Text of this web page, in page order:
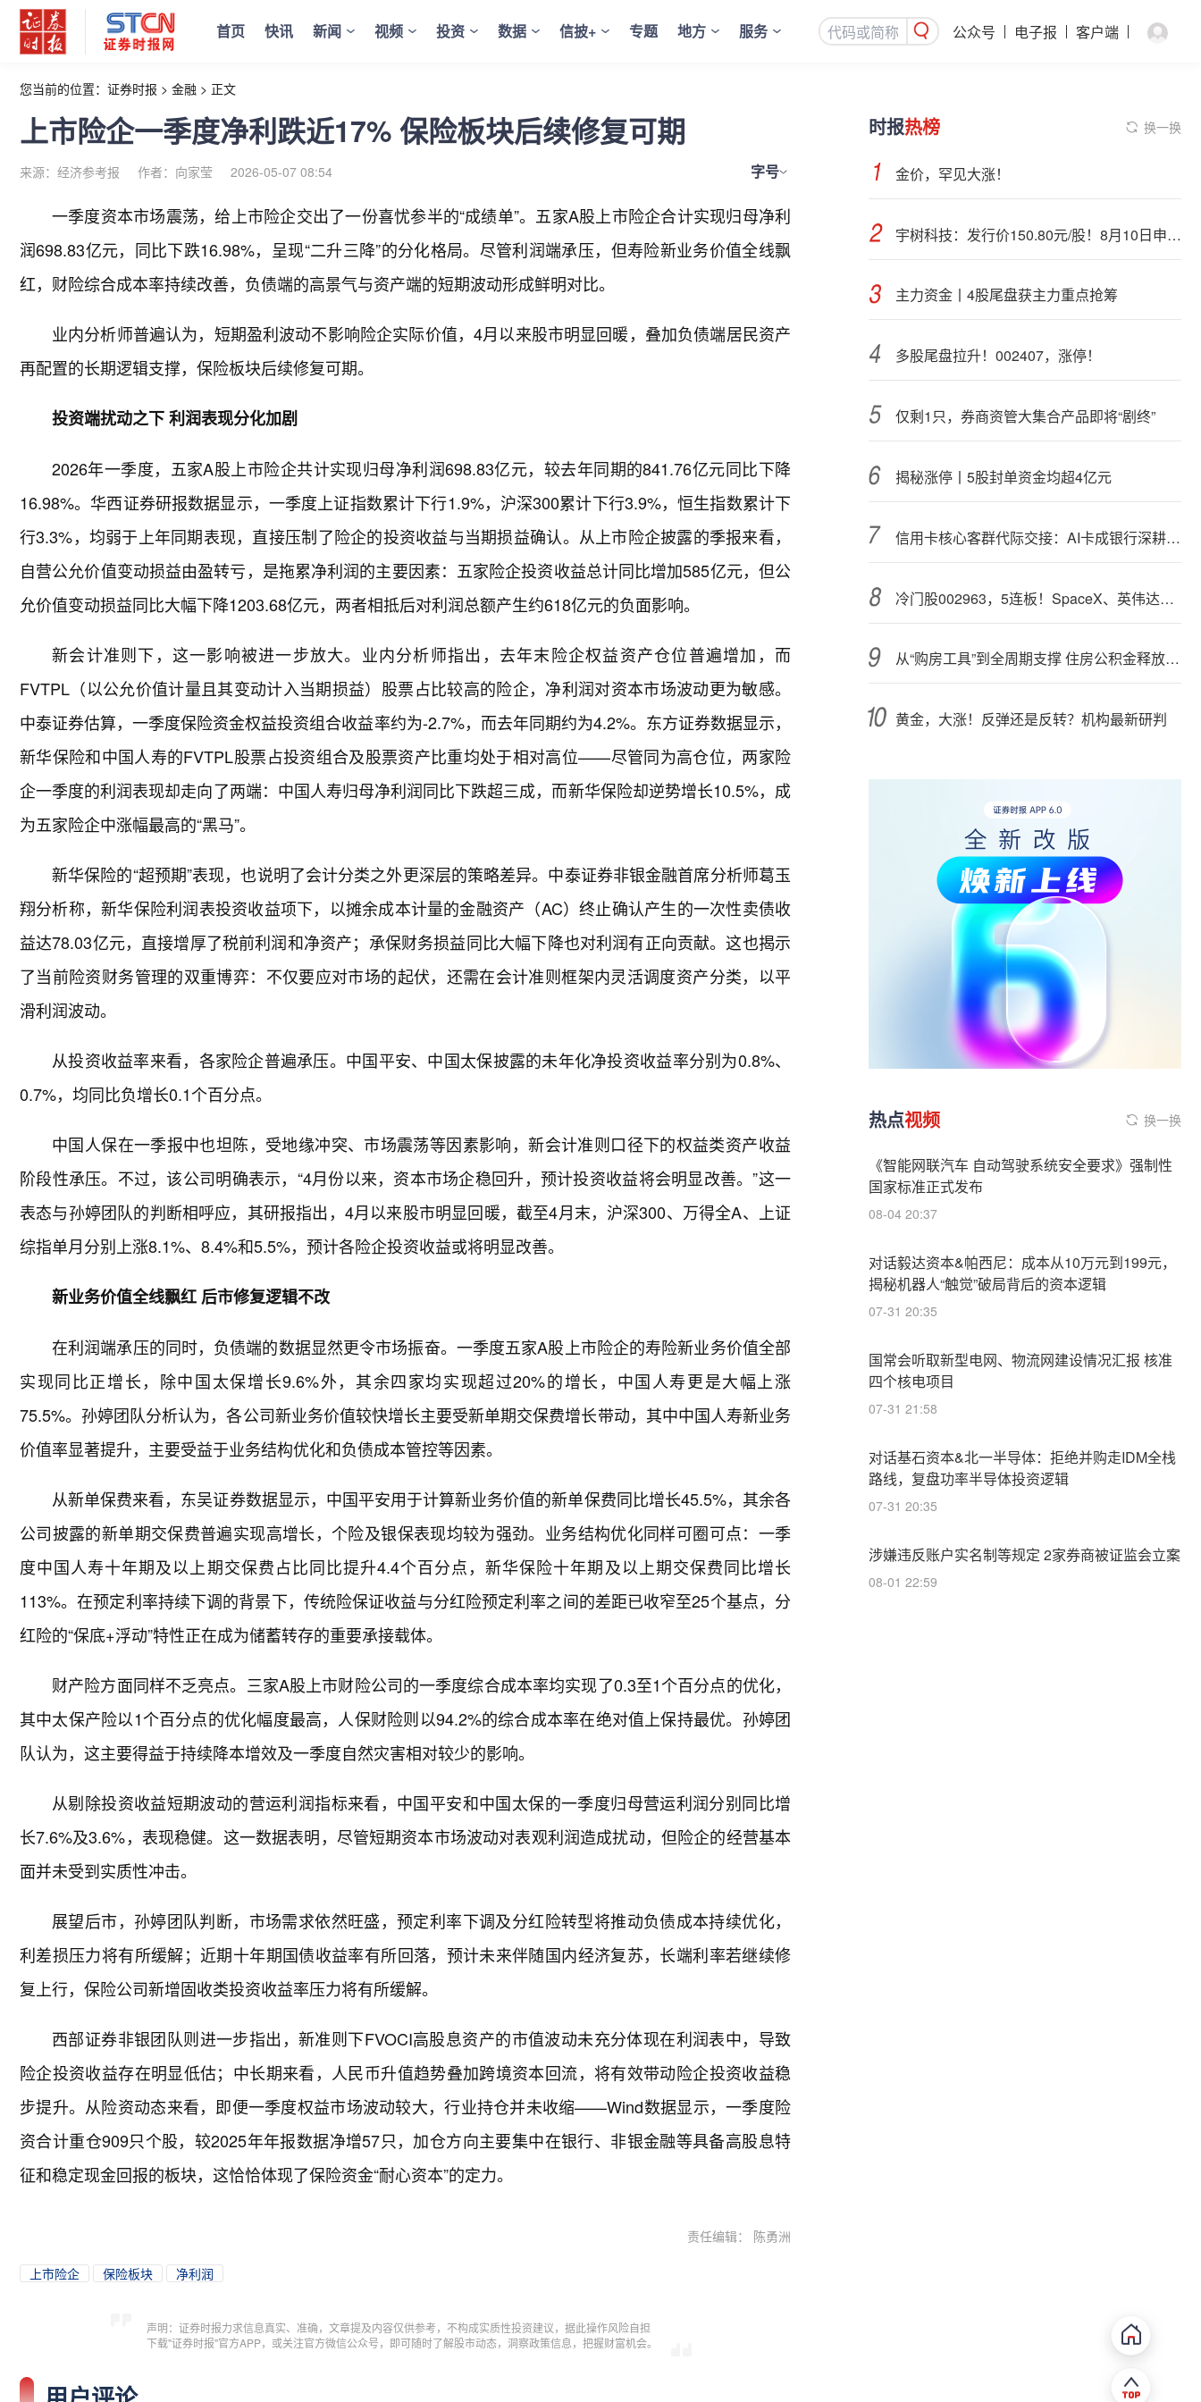
首页 快讯 新闻 视频 投资 数据 信披+ 专题 地方 服务 公众号 电子报 客户端
您当前的位置： 证券时报 > 金融 > 正文
上市险企一季度净利跌近17% 保险板块后续修复可期
来源：经济参考报 作者：向家莹 2026-05-07 08:54 字号
一季度资本市场震荡，给上市险企交出了一份喜忧参半的“成绩单”。五家A股上市险企合计实现归母净利
润698.83亿元，同比下跌16.98%，呈现“二升三降”的分化格局。尽管利润端承压，但寿险新业务价值全线飘
红，财险综合成本率持续改善，负债端的高景气与资产端的短期波动形成鲜明对比。
业内分析师普遍认为，短期盈利波动不影响险企实际价值，4月以来股市明显回暖，叠加负债端居民资产
再配置的长期逻辑支撑，保险板块后续修复可期。
投资端扰动之下 利润表现分化加剧
2026年一季度，五家A股上市险企共计实现归母净利润698.83亿元，较去年同期的841.76亿元同比下降
16.98%。华西证券研报数据显示，一季度上证指数累计下行1.9%，沪深300累计下行3.9%，恒生指数累计下
行3.3%，均弱于上年同期表现，直接压制了险企的投资收益与当期损益确认。从上市险企披露的季报来看，
自营公允价值变动损益由盈转亏，是拖累净利润的主要因素：五家险企投资收益总计同比增加585亿元，但公
允价值变动损益同比大幅下降1203.68亿元，两者相抵后对利润总额产生约618亿元的负面影响。
新会计准则下，这一影响被进一步放大。业内分析师指出，去年末险企权益资产仓位普遍增加，而
FVTPL（以公允价值计量且其变动计入当期损益）股票占比较高的险企，净利润对资本市场波动更为敏感。
中泰证券估算，一季度保险资金权益投资组合收益率约为-2.7%，而去年同期约为4.2%。东方证券数据显示，
新华保险和中国人寿的FVTPL股票占投资组合及股票资产比重均处于相对高位——尽管同为高仓位，两家险
企一季度的利润表现却走向了两端：中国人寿归母净利润同比下跌超三成，而新华保险却逆势增长10.5%，成
为五家险企中涨幅最高的“黑马”。
新华保险的“超预期”表现，也说明了会计分类之外更深层的策略差异。中泰证券非银金融首席分析师葛玉
翔分析称，新华保险利润表投资收益项下，以摊余成本计量的金融资产（AC）终止确认产生的一次性卖债收
益达78.03亿元，直接增厚了税前利润和净资产；承保财务损益同比大幅下降也对利润有正向贡献。这也揭示
了当前险资财务管理的双重博弈：不仅要应对市场的起伏，还需在会计准则框架内灵活调度资产分类，以平
滑利润波动。
从投资收益率来看，各家险企普遍承压。中国平安、中国太保披露的未年化净投资收益率分别为0.8%、
0.7%，均同比负增长0.1个百分点。
中国人保在一季报中也坦陈，受地缘冲突、市场震荡等因素影响，新会计准则口径下的权益类资产收益
阶段性承压。不过，该公司明确表示，“4月份以来，资本市场企稳回升，预计投资收益将会明显改善。”这一
表态与孙婷团队的判断相呼应，其研报指出，4月以来股市明显回暖，截至4月末，沪深300、万得全A、上证
综指单月分别上涨8.1%、8.4%和5.5%，预计各险企投资收益或将明显改善。
新业务价值全线飘红 后市修复逻辑不改
在利润端承压的同时，负债端的数据显然更令市场振奋。一季度五家A股上市险企的寿险新业务价值全部
实现同比正增长，除中国太保增长9.6%外，其余四家均实现超过20%的增长，中国人寿更是大幅上涨
75.5%。孙婷团队分析认为，各公司新业务价值较快增长主要受新单期交保费增长带动，其中中国人寿新业务
价值率显著提升，主要受益于业务结构优化和负债成本管控等因素。
从新单保费来看，东吴证券数据显示，中国平安用于计算新业务价值的新单保费同比增长45.5%，其余各
公司披露的新单期交保费普遍实现高增长，个险及银保表现均较为强劲。业务结构优化同样可圈可点：一季
度中国人寿十年期及以上期交保费占比同比提升4.4个百分点，新华保险十年期及以上期交保费同比增长
113%。在预定利率持续下调的背景下，传统险保证收益与分红险预定利率之间的差距已收窄至25个基点，分
红险的“保底+浮动”特性正在成为储蓄转存的重要承接载体。
财产险方面同样不乏亮点。三家A股上市财险公司的一季度综合成本率均实现了0.3至1个百分点的优化，
其中太保产险以1个百分点的优化幅度最高，人保财险则以94.2%的综合成本率在绝对值上保持最优。孙婷团
队认为，这主要得益于持续降本增效及一季度自然灾害相对较少的影响。
从剔除投资收益短期波动的营运利润指标来看，中国平安和中国太保的一季度归母营运利润分别同比增
长7.6%及3.6%，表现稳健。这一数据表明，尽管短期资本市场波动对表观利润造成扰动，但险企的经营基本
面并未受到实质性冲击。
展望后市，孙婷团队判断，市场需求依然旺盛，预定利率下调及分红险转型将推动负债成本持续优化，
利差损压力将有所缓解；近期十年期国债收益率有所回落，预计未来伴随国内经济复苏，长端利率若继续修
复上行，保险公司新增固收类投资收益率压力将有所缓解。
西部证券非银团队则进一步指出，新准则下FVOCI高股息资产的市值波动未充分体现在利润表中，导致
险企投资收益存在明显低估；中长期来看，人民币升值趋势叠加跨境资本回流，将有效带动险企投资收益稳
步提升。从险资动态来看，即便一季度权益市场波动较大，行业持仓并未收缩——Wind数据显示，一季度险
资合计重仓909只个股，较2025年年报数据净增57只，加仓方向主要集中在银行、非银金融等具备高股息特
征和稳定现金回报的板块，这恰恰体现了保险资金“耐心资本”的定力。
责任编辑： 陈勇洲
上市险企 保险板块 净利润
声明：证券时报力求信息真实、准确，文章提及内容仅供参考，不构成实质性投资建议，据此操作风险自担
下载"证券时报"官方APP，或关注官方微信公众号，即可随时了解股市动态，洞察政策信息，把握财富机会。
时报热榜 换一换
金价，罕见大涨！
宇树科技：发行价150.80元/股！8月10日申购，DeepSeek参与战略配售
主力资金丨4股尾盘获主力重点抢筹
多股尾盘拉升！002407，涨停！
仅剩1只，券商资管大集合产品即将“剧终”
揭秘涨停丨5股封单资金均超4亿元
信用卡核心客群代际交接：AI卡成银行深耕“新世代”首块试验田
冷门股002963，5连板！SpaceX、英伟达联手，入局太空算力（附股）
从“购房工具”到全周期支撑 住房公积金释放更大能量
黄金，大涨！反弹还是反转？机构最新研判
热点视频 换一换
《智能网联汽车 自动驾驶系统安全要求》强制性
国家标准正式发布
08-04 20:37
对话毅达资本&帕西尼：成本从10万元到199元，
揭秘机器人“触觉”破局背后的资本逻辑
07-31 20:35
国常会听取新型电网、物流网建设情况汇报 核准
四个核电项目
07-31 21:58
对话基石资本&北一半导体：拒绝并购走IDM全栈
路线，复盘功率半导体投资逻辑
07-31 20:35
涉嫌违反账户实名制等规定 2家券商被证监会立案
08-01 22:59